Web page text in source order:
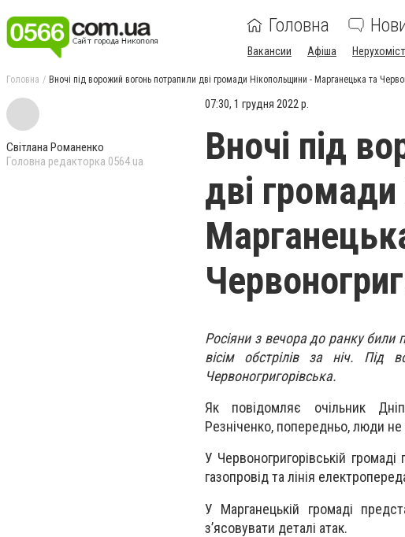
Головна
Вакансии Афіша
Головна Вночі під ворожий вогонь потрапили дві громади Нікопольщини - Марганецька та
Світлана Романенко
Головна редакторка 0564.ua
07:30, 1 грудня 2022 р.
Вночі під
дві
Росіяни з вечора до ранку били
вісім обстрілів за ніч.
Червоногригорівська.
Як повідомляє очільник
Резніченко, попередньо, люди
У Червоногригорівській
газопровід та лінія
У Марганецькій громаді
з’ясовувати деталі атак.